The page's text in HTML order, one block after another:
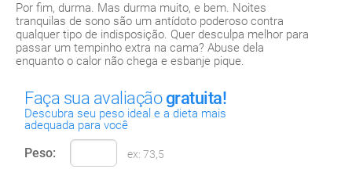
Por fim, durma. Mas durma muito, e bem. Noites
tranquilas de sono são um antídoto poderoso contra
qualquer tipo de indisposição. Quer desculpa melhor para
passar um tempinho extra na cama? Abuse dela
enquanto o calor não chega e esbanje pique.
Faça sua avaliação gratuita!
Descubra seu peso ideal e a dieta mais
adequada para você
Peso: ex: 73,5